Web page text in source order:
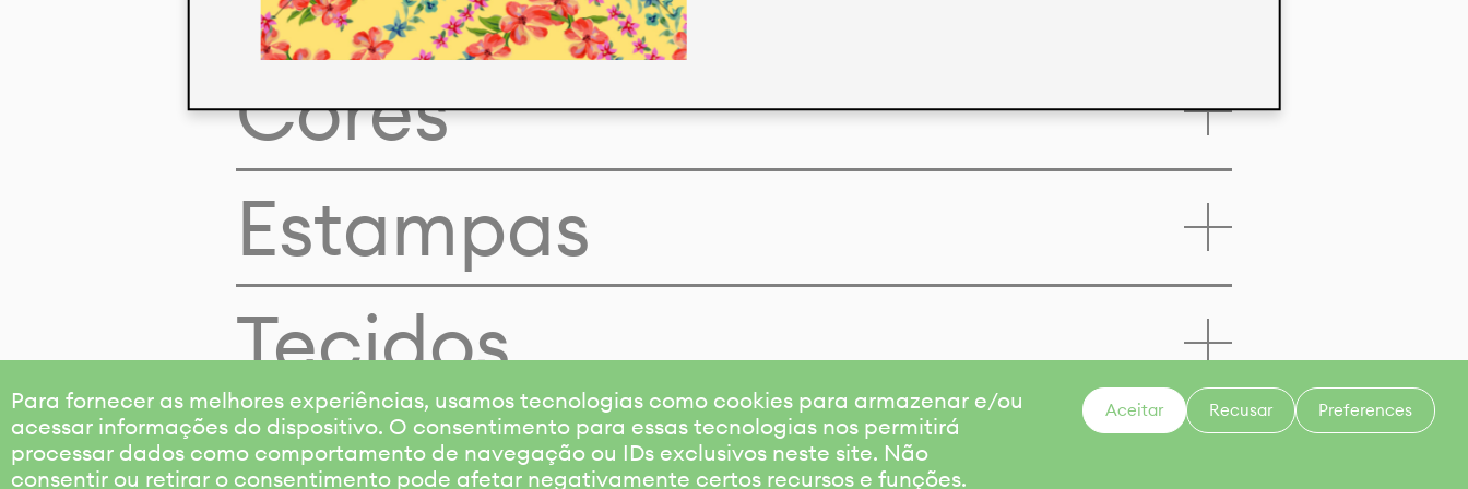
Para fornecer as melhores experiências, usamos tecnologias como cookies para armazenar e/ou
acessar informações do dispositivo. O consentimento para essas tecnologias nos permitirá
processar dados como comportamento de navegação ou IDs exclusivos neste site. Não
consentir ou retirar o consentimento pode afetar negativamente certos recursos e funções.
Aceitar Recusar Preferences
Cores
Estampas
Tecidos